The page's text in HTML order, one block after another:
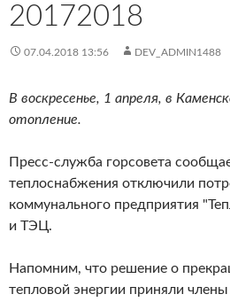
20172018
07.04.2018 13:56 DEV_ADMIN1488
В воскресенье, 1 апреля, в
отопление.
Пресс-служба горсовета
теплоснабжения отключили
коммунального предприятия
и ТЭЦ.
Напомним, что решение о
тепловой энергии приняли